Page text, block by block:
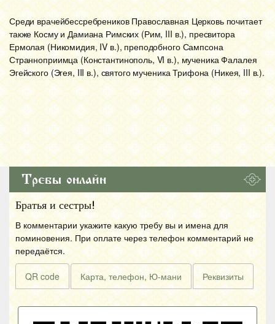
Среди врачей­бессребреников Православная Церковь почитает
также Косму и Дамиана Римских (Рим, III в.), пресвитора
Ермолая (Никомидия, IV в.), преподобного Сампсона
Странноприимца (Константинополь, VI в.), мученика Фалалея
Эгейского (Эгея, III в.), святого мученика Трифона (Никея, III в.).
Требы онлайн
Братья и сестры!
В комментарии укажите какую требу вы и имена для
поминовения. При оплате через телефон комментарий не
передаётся.
QR code Карта, телефон, Ю-мани Реквизиты